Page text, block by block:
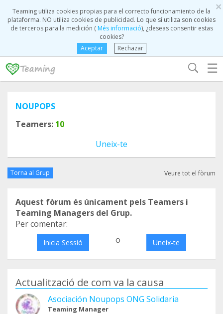
×
Teaming utiliza cookies propias para el correcto funcionamiento de la
plataforma. NO utiliza cookies de publicidad. Lo que sí utiliza son cookies
de terceros para la medición (Més informació), ¿deseas consentir estas
cookies?
Aceptar
Rechazar
☰
NOUPOPS
Teamers: 10
Uneix-te
Torna al Grup Veure tot el fòrum
Aquest fòrum és únicament pels Teamers i
Teaming Managers del Grup.
Per comentar:
Inicia Sessió o Uneix-te
Actualització de com va la causa
Asociación Noupops ONG Solidaria
Teaming Manager